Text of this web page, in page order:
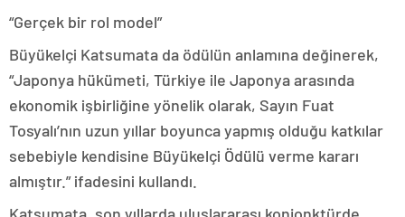
“Gerçek bir rol model”
Büyükelçi Katsumata da ödülün anlamına değinerek,
“Japonya hükümeti, Türkiye ile Japonya arasında
ekonomik işbirliğine yönelik olarak, Sayın Fuat
Tosyalı’nın uzun yıllar boyunca yapmış olduğu katkılar
sebebiyle kendisine Büyükelçi Ödülü verme kararı
almıştır.” ifadesini kullandı.